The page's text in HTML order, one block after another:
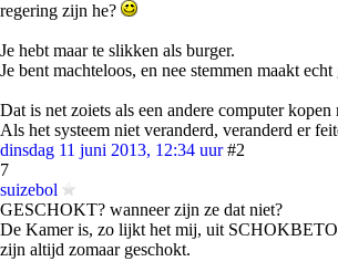
regering zijn he?
Je hebt maar te slikken als burger.
Je bent machteloos, en nee stemmen maakt
Dat is net zoiets als een andere computer
Als het systeem niet veranderd, veranderd er
dinsdag 11 juni 2013, 12:34 uur #2
7
suizebol
GESCHOKT? wanneer zijn ze dat niet?
De Kamer is, zo lijkt het mij, uit
zijn altijd zomaar geschokt.